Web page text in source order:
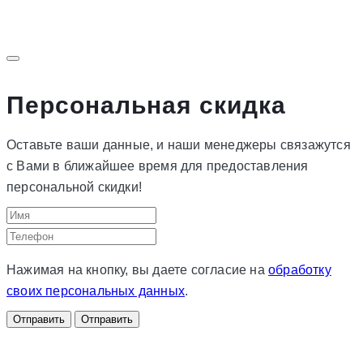
Персональная скидка
Оставьте ваши данные, и наши менеджеры связажутся
с Вами в ближайшее время для предоставления
персональной скидки!
Нажимая на кнопку, вы даете согласие наобработку
своих персональных данных.
Отправить Отправить